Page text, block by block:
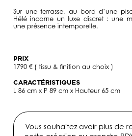
Sur une terrasse, au bord d’une
Héléincarne un luxe discret : une
une présence intemporelle.
PRIX
1790 € ( tissu & finition au choix )
CARACTÉRISTIQUES
L 86 cm x P 89 cm x Hauteur 65 cm
Vous souhaitez avoir plus de